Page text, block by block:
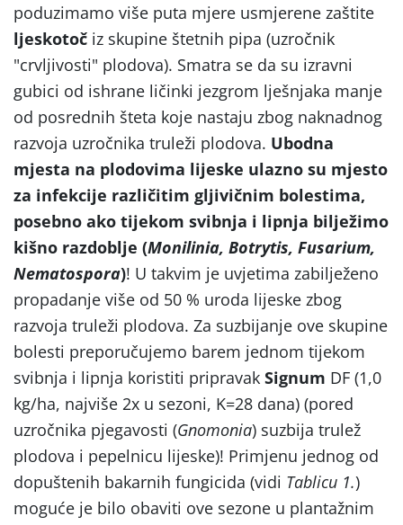
poduzimamo više puta mjere usmjerene zaštite
ljeskotoč iz skupine štetnih pipa (uzročnik
"crvljivosti" plodova). Smatra se da su izravni
gubici od ishrane ličinki jezgrom lješnjaka manje
od posrednih šteta koje nastaju zbog naknadnog
razvoja uzročnika truleži plodova. Ubodna
mjesta na plodovima lijeske ulazno su mjesto
za infekcije različitim gljivičnim bolestima,
posebno ako tijekom svibnja i lipnja bilježimo
kišno razdoblje (Monilinia, Botrytis, Fusarium,
Nematospora)! U takvim je uvjetima zabilježeno
propadanje više od 50 % uroda lijeske zbog
razvoja truleži plodova. Za suzbijanje ove skupine
bolesti preporučujemo barem jednom tijekom
svibnja i lipnja koristiti pripravak Signum DF (1,0
kg/ha, najviše 2x u sezoni, K=28 dana) (pored
uzročnika pjegavosti (Gnomonia) suzbija trulež
plodova i pepelnicu lijeske)! Primjenu jednog od
dopuštenih bakarnih fungicida (vidi Tablicu 1.)
moguće je bilo obaviti ove sezone u plantažnim